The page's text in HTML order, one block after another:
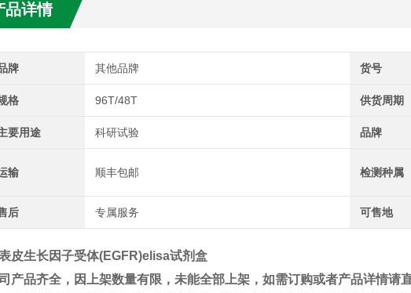
品详情
牌 其他品牌 货号
格 96T/48T 供货周期
要用途 科研试验 品牌
输 顺丰包邮 检测种属
后 专属服务 可售地
皮生长因子受体(EGFR)elisa试剂盒
产品齐全，因上架数量有限，未能全部上架，如需订购或者产品详情请